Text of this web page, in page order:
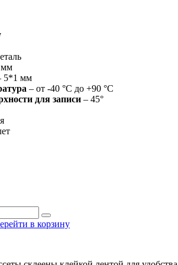
мм
5*1 мм
– от -40 °C до +90 °C
для записи – 45°
в корзину